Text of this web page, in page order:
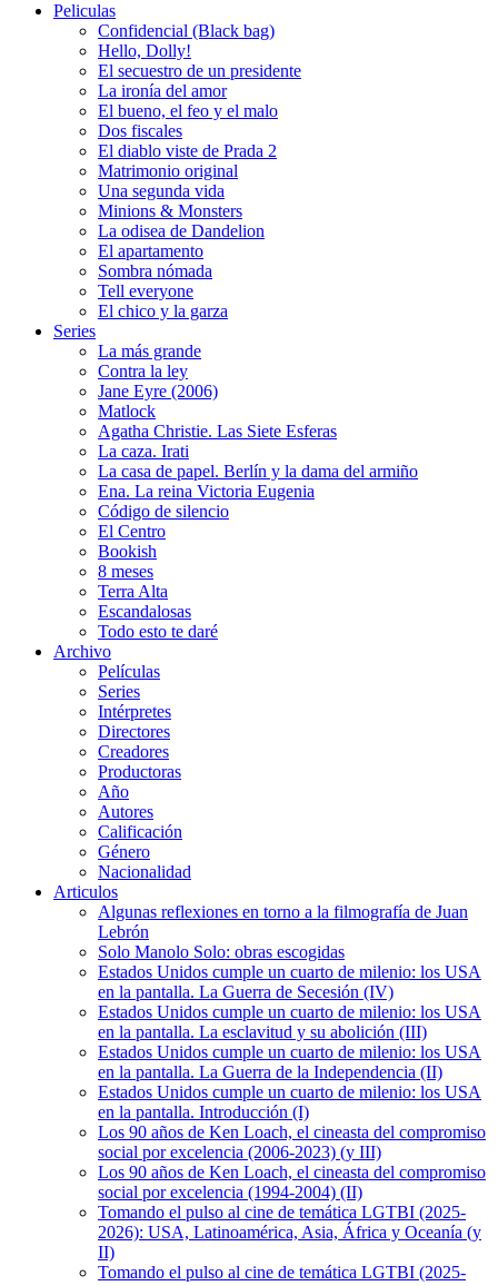
Peliculas
Confidencial (Black bag)
Hello, Dolly!
El secuestro de un presidente
La ironía del amor
El bueno, el feo y el malo
Dos fiscales
El diablo viste de Prada 2
Matrimonio original
Una segunda vida
Minions & Monsters
La odisea de Dandelion
El apartamento
Sombra nómada
Tell everyone
El chico y la garza
Series
La más grande
Contra la ley
Jane Eyre (2006)
Matlock
Agatha Christie. Las Siete Esferas
La caza. Irati
La casa de papel. Berlín y la dama del armiño
Ena. La reina Victoria Eugenia
Código de silencio
El Centro
Bookish
8 meses
Terra Alta
Escandalosas
Todo esto te daré
Archivo
Películas
Series
Intérpretes
Directores
Creadores
Productoras
Año
Autores
Calificación
Género
Nacionalidad
Articulos
Algunas reflexiones en torno a la filmografía de Juan
Lebrón
Solo Manolo Solo: obras escogidas
Estados Unidos cumple un cuarto de milenio: los USA
en la pantalla. La Guerra de Secesión (IV)
Estados Unidos cumple un cuarto de milenio: los USA
en la pantalla. La esclavitud y su abolición (III)
Estados Unidos cumple un cuarto de milenio: los USA
en la pantalla. La Guerra de la Independencia (II)
Estados Unidos cumple un cuarto de milenio: los USA
en la pantalla. Introducción (I)
Los 90 años de Ken Loach, el cineasta del compromiso
social por excelencia (2006-2023) (y III)
Los 90 años de Ken Loach, el cineasta del compromiso
social por excelencia (1994-2004) (II)
Tomando el pulso al cine de temática LGTBI (2025-
2026): USA, Latinoamérica, Asia, África y Oceanía (y
II)
Tomando el pulso al cine de temática LGTBI (2025-